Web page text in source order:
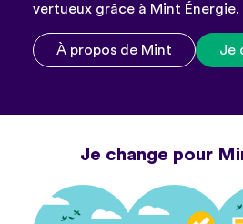
vertueux grâce à Mint Énergie.
À propos de Mint Je
Je change pour